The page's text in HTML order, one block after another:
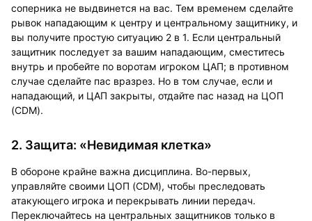
соперника не выдвинется на вас. Тем временем сделайте
рывок нападающим к центру и центральному защитнику, и
вы получите простую ситуацию 2 в 1. Если центральный
защитник последует за вашим нападающим, сместитесь
внутрь и пробейте по воротам игроком ЦАП; в противном
случае сделайте пас вразрез. Но в том случае, если и
нападающий, и ЦАП закрыты, отдайте пас назад на ЦОП
(CDM).
2. Защита: «Невидимая клетка»
В обороне крайне важна дисциплина. Во-первых,
управляйте своими ЦОП (CDM), чтобы преследовать
атакующего игрока и перекрывать линии передач.
Переключайтесь на центральных защитников только в